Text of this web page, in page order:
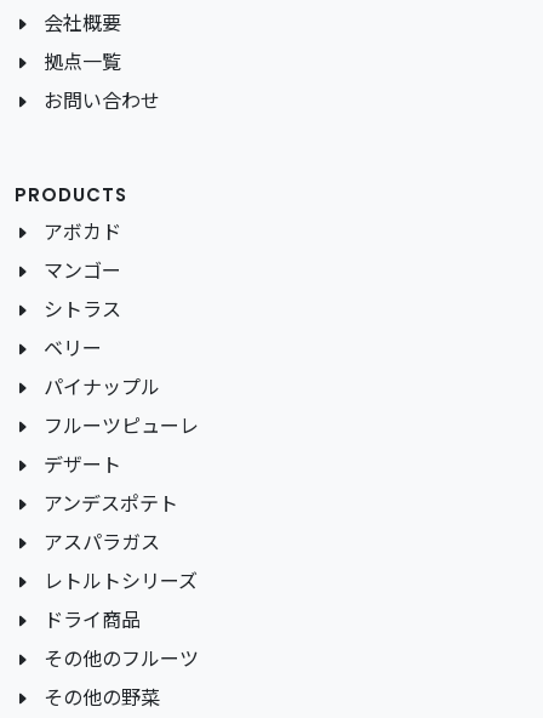
会社概要
拠点一覧
お問い合わせ
PRODUCTS
アボカド
マンゴー
シトラス
ベリー
パイナップル
フルーツピューレ
デザート
アンデスポテト
アスパラガス
レトルトシリーズ
ドライ商品
その他のフルーツ
その他の野菜